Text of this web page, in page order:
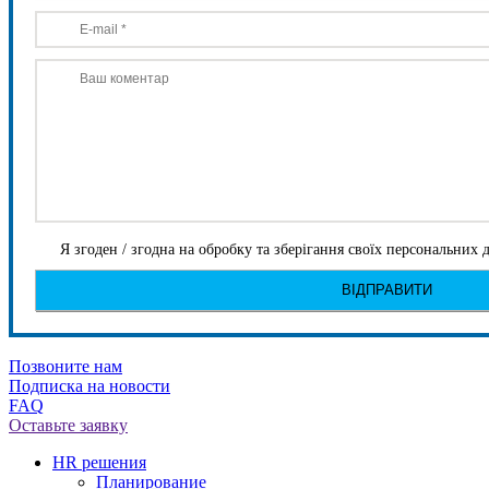
Я згоден / згодна на обробку та зберігання своїх персональних
Позвоните нам
Подписка на новости
FAQ
Оставьте заявку
HR решения
Планирование